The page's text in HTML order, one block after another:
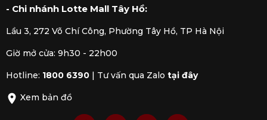
- Chi nhánh Lotte Mall Tây Hồ:
Lầu 3, 272 Võ Chí Công, Phường Tây Hồ, TP Hà Nội
Giờ mở cửa: 9h30 - 22h00
Hotline: 1800 6390 Tư vấn qua Zalo tại đây
Xem bản đồ